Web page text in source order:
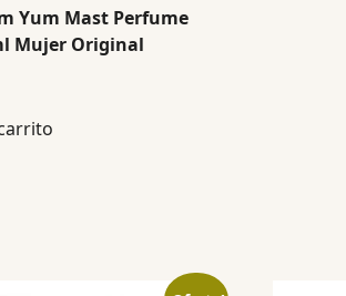
Yum Mast Perfume
Mujer Original